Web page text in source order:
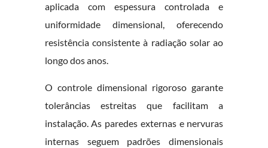
aplicada com espessura controlada e
uniformidade dimensional, oferecendo
resistência consistente à radiação solar ao
longo dos anos.
O controle dimensional rigoroso garante
tolerâncias estreitas que facilitam a
instalação. As paredes externas e nervuras
internas seguem padrões dimensionais